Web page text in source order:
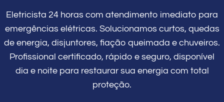
Eletricista 24 horas com atendimento imediato para
emergências elétricas. Solucionamos curtos, quedas
de energia, disjuntores, fiação queimada e chuveiros.
Profissional certificado, rápido e seguro, disponível
dia e noite para restaurar sua energia com total
proteção.